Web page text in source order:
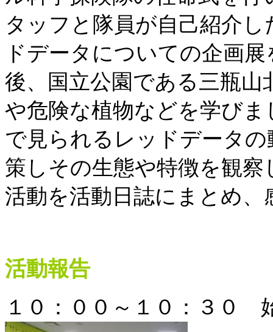
タッフと隊員が自己紹介
ドデータについての企画
後、国立公園である三瓶
や危険な植物などを学び
で見られるレッドデータ
策しその生態や特徴を観
活動を活動日誌にまとめ
活動報告
１０：００～１０：３０